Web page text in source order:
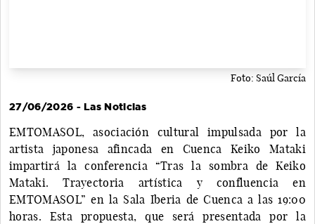
Foto: Saúl García
27/06/2026 - Las Noticias
EMTOMASOL, asociación cultural impulsada por la
artista japonesa afincada en Cuenca Keiko Mataki
impartirá la conferencia “Tras la sombra de Keiko
Mataki. Trayectoria artística y confluencia en
EMTOMASOL” en la Sala Iberia de Cuenca a las 19:00
horas. Esta propuesta, que será presentada por la